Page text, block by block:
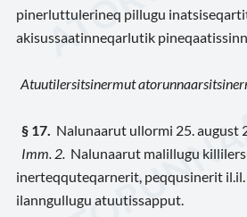
pinerluttulerineq pillugu
akisussaatinneqarlutik
Atuutilersitsinermut
§ 17. Nalunaarut ullormi 25. august
Imm. 2. Nalunaarut malillugu
inerteqquteqarnerit, peqqusinerit
ilanngullugu atuutissapput.